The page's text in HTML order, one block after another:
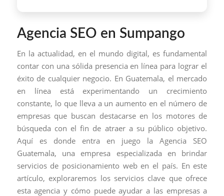
Agencia SEO en Sumpango
En la actualidad, en el mundo digital, es fundamental
contar con una sólida presencia en línea para lograr el
éxito de cualquier negocio. En Guatemala, el mercado
en línea está experimentando un crecimiento
constante, lo que lleva a un aumento en el número de
empresas que buscan destacarse en los motores de
búsqueda con el fin de atraer a su público objetivo.
Aquí es donde entra en juego la Agencia SEO
Guatemala, una empresa especializada en brindar
servicios de posicionamiento web en el país. En este
artículo, exploraremos los servicios clave que ofrece
esta agencia y cómo puede ayudar a las empresas a